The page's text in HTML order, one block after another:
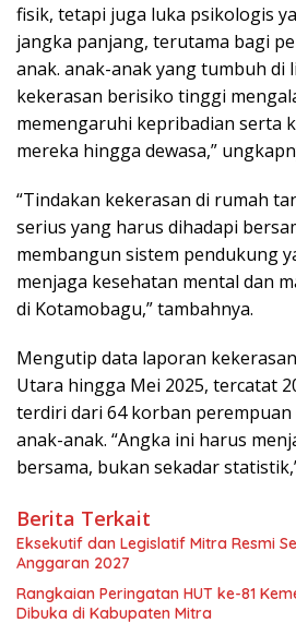
fisik, tetapi juga luka psikologis
jangka panjang, terutama bagi
anak. anak-anak yang tumbuh di
kekerasan berisiko tinggi
memengaruhi kepribadian serta
mereka hingga dewasa,”
“Tindakan kekerasan di rumah
serius yang harus dihadapi
membangun sistem pendukung
menjaga kesehatan mental dan
di Kotamobagu,” tambahnya.
Mengutip data laporan
Utara hingga Mei 2025, tercatat
terdiri dari 64 korban perempuan
anak-anak. “Angka ini harus
bersama, bukan sekadar
Berita Terkait
Eksekutif dan Legislatif Mitra Resmi
Anggaran 2027
Rangkaian Peringatan HUT ke-81
Dibuka di Kabupaten Mitra